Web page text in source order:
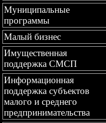
Муниципальные
программы
Малый бизнес
Имущественная
поддержка СМСП
Информационная
поддержка субъектов
малого и среднего
предпринимательства